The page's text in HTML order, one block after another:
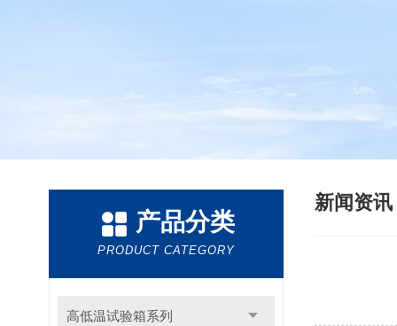
产品分类
PRODUCT CATEGORY
高低温试验箱系列
新闻资讯